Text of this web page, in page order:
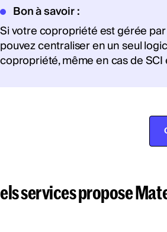
Bon à savoir :
Si votre copropriété est gérée
pouvez centraliser en un seul
copropriété, même en cas de
services propose